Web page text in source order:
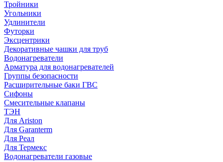
Тройники
Угольники
Удлинители
Футорки
Эксцентрики
Декоративные чашки для труб
Водонагреватели
Арматура для водонагревателей
Группы безопасности
Расширительные баки ГВС
Сифоны
Смесительные клапаны
ТЭН
Для Ariston
Для Garanterm
Для Реал
Для Термекс
Водонагреватели газовые